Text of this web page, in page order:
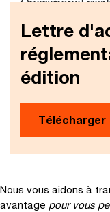
Operational
Lettre
édition
Télécharger
Nous vous aidons à
avantage pour vous